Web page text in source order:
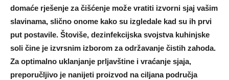
domaće rješenje za čišćenje može vratiti izvorni sjaj vašim
slavinama, slično onome kako su izgledale kad su ih prvi
put postavile. Štoviše, dezinfekcijska svojstva kuhinjske
soli čine je izvrsnim izborom za održavanje čistih zahoda.
Za optimalno uklanjanje prljavštine i vraćanje sjaja,
preporučljivo je nanijeti proizvod na ciljana područja